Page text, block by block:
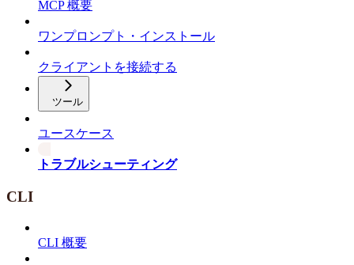
MCP 概要
ワンプロンプト・インストール
クライアントを接続する
ツール
ユースケース
トラブルシューティング
CLI
CLI 概要